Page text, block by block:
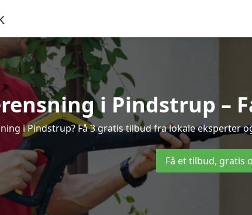
i Pindstrup –
i Pindstrup? Få 3 gratis tilbud fra lokale
Få et tilbud, gratis